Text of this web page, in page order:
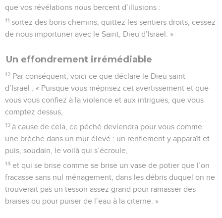
que vos révélations nous bercent d’illusions :
11 sortez des bons chemins, quittez les sentiers droits, cessez
de nous importuner avec le Saint, Dieu d’Israël. »
Un effondrement irrémédiable
12 Par conséquent, voici ce que déclare le Dieu saint
d’Israël : « Puisque vous méprisez cet avertissement et que
vous vous confiez à la violence et aux intrigues, que vous
comptez dessus,
13 à cause de cela, ce péché deviendra pour vous comme
une brèche dans un mur élevé : un renflement y apparaît et
puis, soudain, le voilà qui s’écroule,
14 et qui se brise comme se brise un vase de potier que l’on
fracasse sans nul ménagement, dans les débris duquel on ne
trouverait pas un tesson assez grand pour ramasser des
braises ou pour puiser de l’eau à la citerne. »